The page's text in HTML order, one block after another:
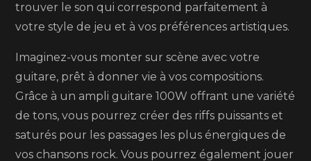
trouver le son qui correspond parfaitement à
votre style de jeu et à vos préférences artistiques.
Imaginez-vous monter sur scène avec votre
guitare, prêt à donner vie à vos compositions.
Grâce à un ampli guitare 100W offrant une variété
de tons, vous pourrez créer des riffs puissants et
saturés pour les passages les plus énergiques de
vos chansons rock. Vous pourrez également jouer